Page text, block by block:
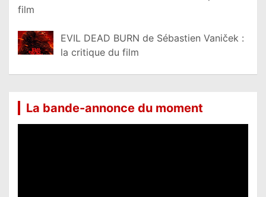
film
EVIL DEAD BURN de Sébastien Vaniček :
la critique du film
La bande-annonce du moment